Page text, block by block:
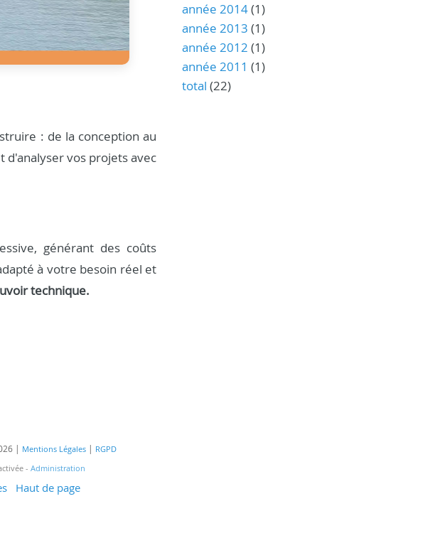
: de la conception au
d'analyser vos projets avec
générant des coûts
à votre besoin réel et
technique.
année 2014(1)
année 2013 (1)
année 2012 (1)
année 2011 (1)
total (22)
| Mentions Légales | RGPD
- Administration
Haut de page